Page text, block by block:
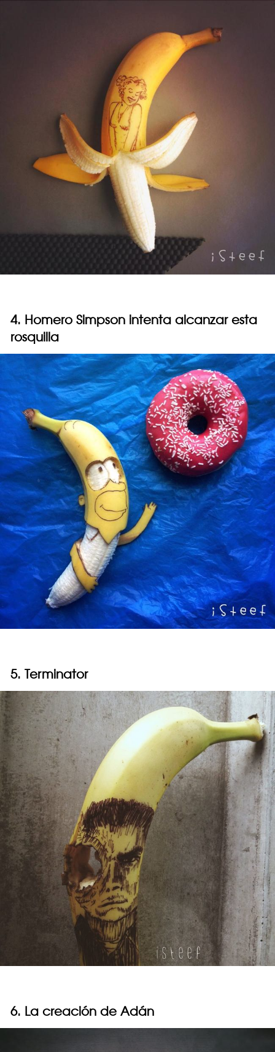
4. Homero Simpson intenta alcanzar esta
rosquilla
5. Terminator
6. La creación de Adán